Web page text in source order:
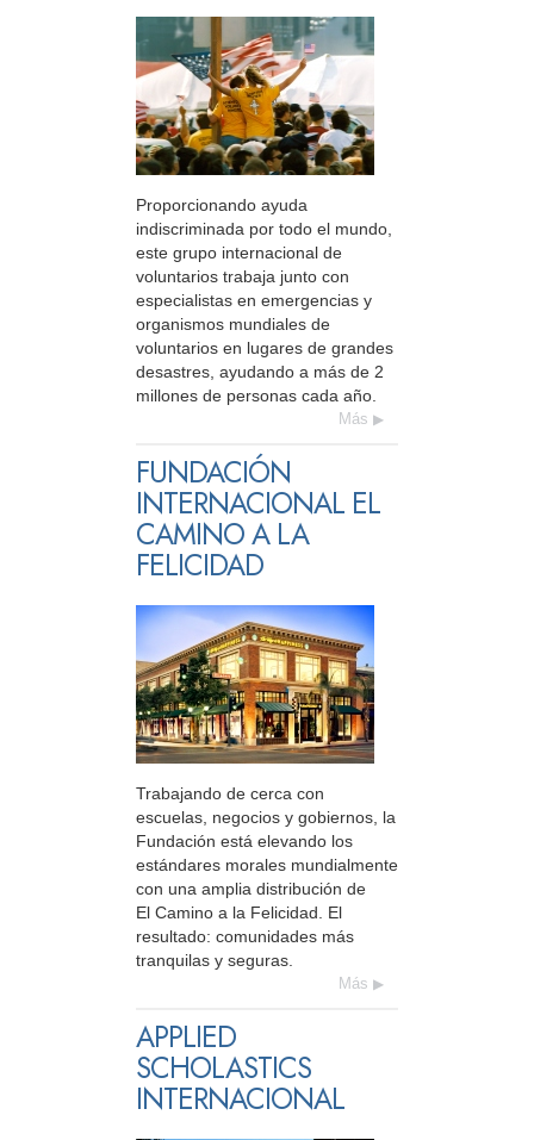
Proporcionando ayuda
indiscriminada por todo el mundo,
este grupo internacional de
voluntarios trabaja junto con
especialistas en emergencias y
organismos mundiales de
voluntarios en lugares de grandes
desastres, ayudando a más de 2
millones de personas cada año.
Más
FUNDACIÓN
INTERNACIONAL EL
CAMINO A LA
FELICIDAD
Trabajando de cerca con
escuelas, negocios y gobiernos, la
Fundación está elevando los
estándares morales mundialmente
con una amplia distribución de
El Camino a la Felicidad. El
resultado: comunidades más
tranquilas y seguras.
Más
APPLIED
SCHOLASTICS
INTERNACIONAL